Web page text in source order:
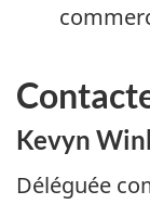
Kevyn
Déléguée